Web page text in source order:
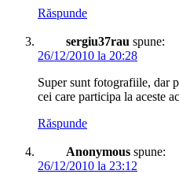
Răspunde
sergiu37rau spune:
26/12/2010 la 20:28
Super sunt fotografiile, dar
cei care participa la aceste
Răspunde
Anonymous spune:
26/12/2010 la 23:12